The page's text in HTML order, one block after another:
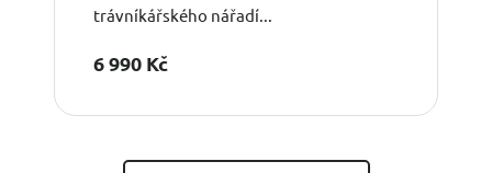
trávníkářského nářadí...
6 990 Kč